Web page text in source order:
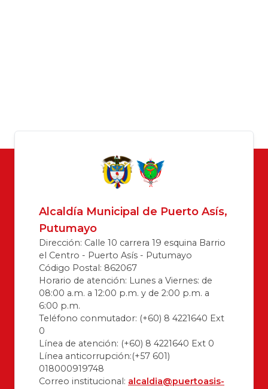
Alcaldía Municipal de Puerto Asís,
Putumayo
Dirección: Calle 10 carrera 19 esquina Barrio
el Centro - Puerto Asís - Putumayo
Código Postal: 862067
Horario de atención: Lunes a Viernes: de
08:00 a.m. a 12:00 p.m. y de 2:00 p.m. a
6:00 p.m.
Teléfono conmutador: (+60) 8 4221640 Ext
0
Línea de atención: (+60) 8 4221640 Ext 0
Línea anticorrupción:(+57 601)
018000919748
Correo institucional: alcaldia@puertoasis-